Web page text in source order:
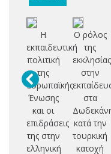
Η
εκπαιδευτική
πολιτική
της
Ευρωπαϊκής
Ένωσης
και οι
επιδράσεις
της στην
ελληνική
Ο ρόλος
της
εκκλησίας
στην
στα
κατά την
τουρκική
κατοχή